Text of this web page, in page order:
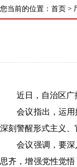
您当前的位置： 首页 >
近日，自治区广播
会议指出，运用好
深刻警醒形式主义
会议强调，要深入
思齐，增强党性觉